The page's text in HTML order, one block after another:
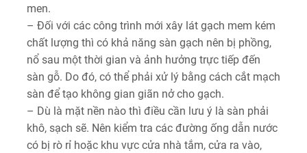
men.
– Đối với các công trình mới xây lát gạch mem kém
chất lượng thì có khả năng sàn gạch nên bị phồng,
nổ sau một thời gian và ảnh hưởng trực tiếp đến
sàn gỗ. Do đó, có thể phải xử lý bằng cách cắt mạch
sàn để tạo không gian giãn nở cho gạch.
– Dù là mặt nền nào thì điều cần lưu ý là sàn phải
khô, sạch sẽ. Nên kiểm tra các đường ống dẫn nước
có bị rò rỉ hoặc khu vực cửa nhà tắm, cửa ra vào,